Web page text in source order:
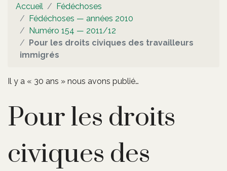
Accueil
Fédéchoses
Fédéchoses — années 2010
Numéro 154 — 2011/12
Pour les droits civiques des travailleurs
immigrés
Il y a « 30 ans » nous avons publié…
Pour les droits
civiques des